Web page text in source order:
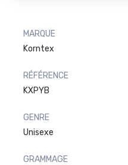
MARQUE
Korntex
RÉFÉRENCE
KXPYB
GENRE
Unisexe
GRAMMAGE